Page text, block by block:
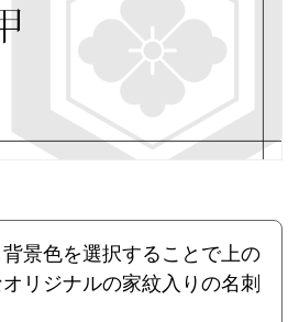
景色を選択することで上の
リジナルの家紋入りの名刺